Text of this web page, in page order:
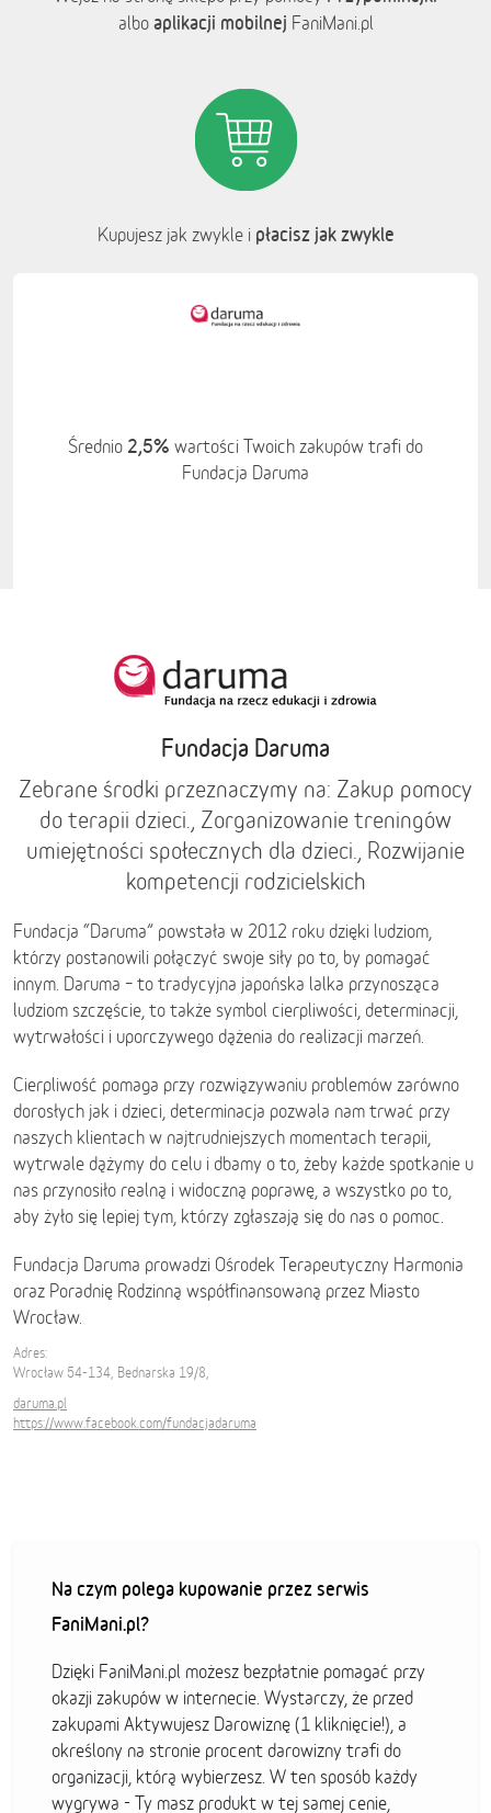
albo aplikacji mobilnej FaniMani.pl
Kupujesz jak zwykle i płacisz jak zwykle
Średnio 2,5% wartości Twoich zakupów trafi do
Fundacja Daruma
Fundacja Daruma
Zebrane środki przeznaczymy na: Zakup pomocy
do terapii dzieci., Zorganizowanie treningów
umiejętności społecznych dla dzieci., Rozwijanie
kompetencji rodzicielskich
Fundacja “Daruma” powstała w 2012 roku dzięki ludziom,
którzy postanowili połączyć swoje siły po to, by pomagać
innym. Daruma – to tradycyjna japońska lalka przynosząca
ludziom szczęście, to także symbol cierpliwości, determinacji,
wytrwałości i uporczywego dążenia do realizacji marzeń.
Cierpliwość pomaga przy rozwiązywaniu problemów zarówno
dorosłych jak i dzieci, determinacja pozwala nam trwać przy
naszych klientach w najtrudniejszych momentach terapii,
wytrwale dążymy do celu i dbamy o to, żeby każde spotkanie u
nas przynosiło realną i widoczną poprawę, a wszystko po to,
aby żyło się lepiej tym, którzy zgłaszają się do nas o pomoc.
Fundacja Daruma prowadzi Ośrodek Terapeutyczny Harmonia
oraz Poradnię Rodzinną współfinansowaną przez Miasto
Wrocław.
Adres:
Wrocław 54-134, Bednarska 19/8,
daruma.pl
https://www.facebook.com/fundacjadaruma
Na czym polega kupowanie przez serwis
FaniMani.pl?
Dzięki FaniMani.pl możesz bezpłatnie pomagać przy
okazji zakupów w internecie. Wystarczy, że przed
zakupami Aktywujesz Darowiznę (1 kliknięcie!), a
określony na stronie procent darowizny trafi do
organizacji, którą wybierzesz. W ten sposób każdy
wygrywa - Ty masz produkt w tej samej cenie,